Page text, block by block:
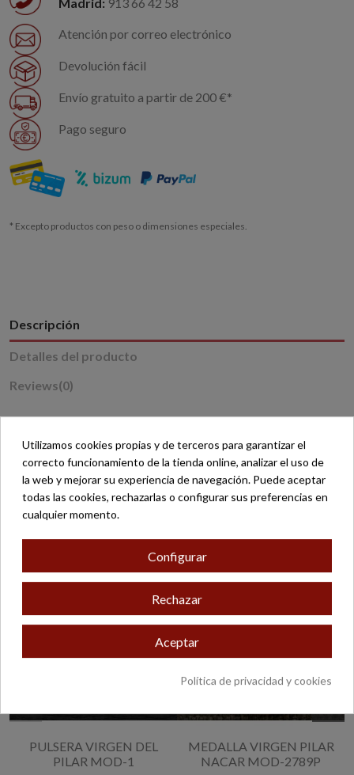
Atención por correo electrónico
Devolución fácil
Envío gratuito a partir de 200 €*
Pago seguro
* Excepto productos con peso o dimensiones especiales.
Descripción
Detalles del producto
Reviews(0)
número 619864547 (WHATSAPP)
16 otros productos en la misma categoría:
PULSERA VIRGEN DEL
PILAR MOD-1
MEDALLA VIRGEN PILAR
NACAR MOD-2789P
Utilizamos cookies propias y de terceros para garantizar el
correcto funcionamiento de la tienda online, analizar el uso de
la web y mejorar su experiencia de navegación. Puede aceptar
todas las cookies, rechazarlas o configurar sus preferencias en
cualquier momento.
Configurar
Rechazar
Aceptar
Política de privacidad y cookies